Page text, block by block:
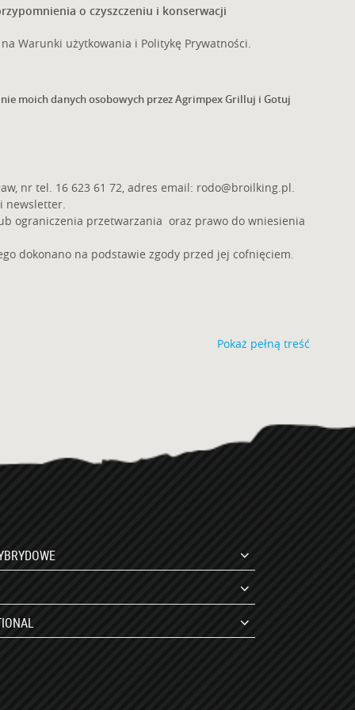
o czyszczeniu i konserwacji
Warunki użytkowania i Politykę Prywatności.
moich danych osobowych przez Agrimpex Grilluj i Gotuj
nr tel. 16 623 61 72, adres email: rodo@broilking.pl.
newsletter.
ograniczenia przetwarzania oraz prawo do wniesienia
dokonano na podstawie zgody przed jej cofnięciem.
Pokaż pełną treść